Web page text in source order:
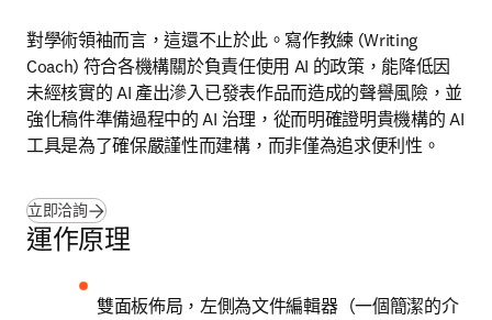
對學術領袖而言，這還不止於此。寫作教練 (Writing
Coach) 符合各機構關於負責任使用 AI 的政策，能降低因
未經核實的 AI 產出滲入已發表作品而造成的聲譽風險，並
強化稿件準備過程中的 AI 治理，從而明確證明貴機構的 AI
工具是為了確保嚴謹性而建構，而非僅為追求便利性。
立即洽詢
運作原理
雙面板佈局，左側為文件編輯器（一個簡潔的介